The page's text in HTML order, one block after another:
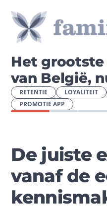
Het
van België,
RETENTIE LOYALITEIT
PROMOTIE APP
De juiste
vanaf de